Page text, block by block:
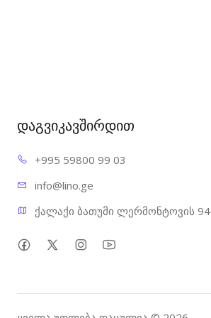
დაგვიკავშირდით
+995 59800 99 03
info@lino.ge
ქალაქი ბათუმი ლერმონტოვის 94